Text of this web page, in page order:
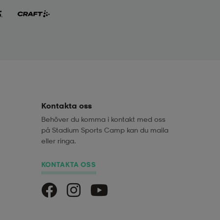
Kontakta oss
Behöver du komma i kontakt med oss
på Stadium Sports Camp kan du maila
eller ringa.
KONTAKTA OSS
Stadium Sports Camp på Facebook
Stadium Sports Camp på
Stadium Sports Camp på